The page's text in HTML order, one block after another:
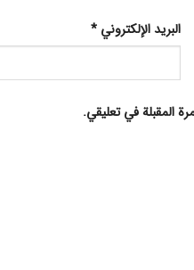
البريد الإلكتروني *
المقبلة في تعليقي.